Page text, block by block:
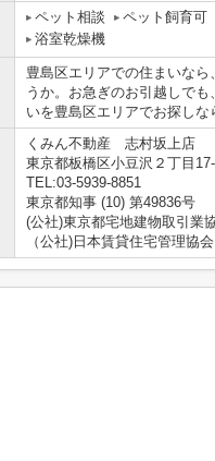
ペット相談 ペット飼育可
浴室乾燥機
豊島区エリアでの住まいな
うか。お急ぎのお引越しで
いを豊島区エリアでお探しな
くみん不動産 志村坂上店
東京都板橋区小豆沢２丁目
TEL:03-5939-8851
東京都知事 (10) 第49836号
(公社)東京都宅地建物取引業
（公社)日本賃貸住宅管理協会